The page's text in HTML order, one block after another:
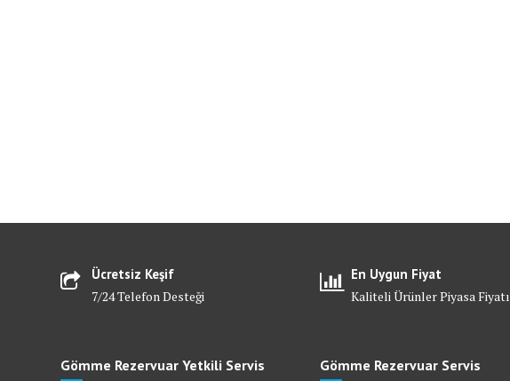
Ücretsiz Keşif
7/24 Telefon Desteği
En Uygun Fiyat
Kaliteli Ürünler Piyasa Fiyatı
Gömme Rezervuar Yetkili Servis Gömme Rezervuar Servis